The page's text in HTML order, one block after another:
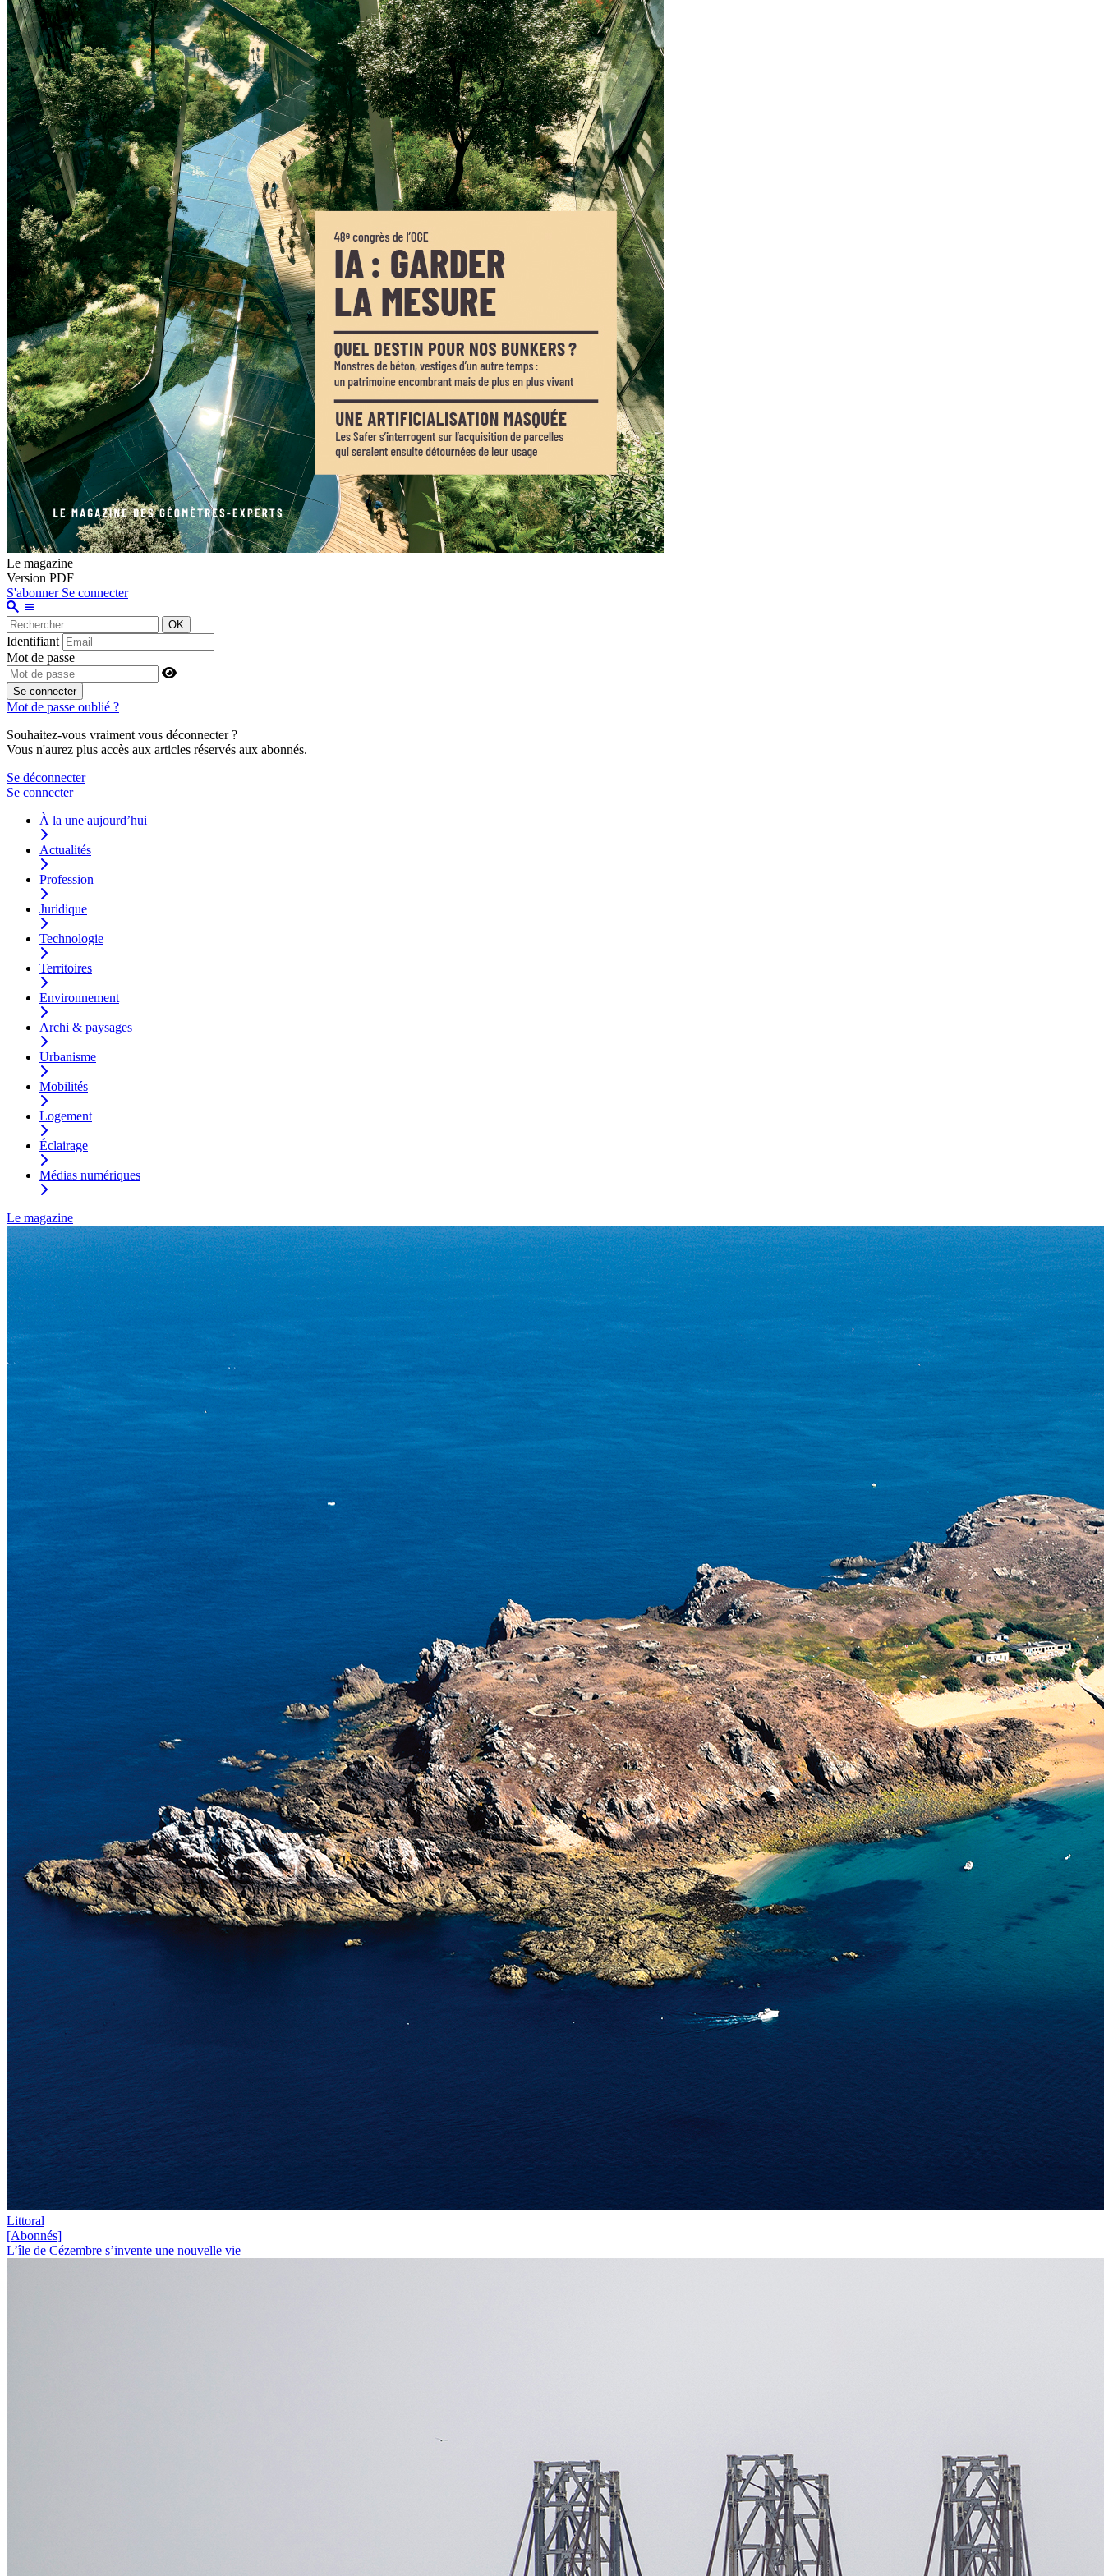
Le magazine
Version PDF
S'abonner Se connecter
OK
Identifiant
Mot de passe
Se connecter
Mot de passe oublié ?
Souhaitez-vous vraiment vous déconnecter ?
Vous n'aurez plus accès aux articles réservés aux abonnés.
Se déconnecter
Se connecter
À la une aujourd’hui
Actualités
Profession
Juridique
Technologie
Territoires
Environnement
Archi & paysages
Urbanisme
Mobilités
Logement
Éclairage
Médias numériques
Le magazine
Littoral
[Abonnés]
L’île de Cézembre s’invente une nouvelle vie